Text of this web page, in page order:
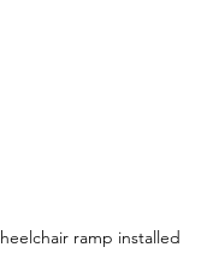
ramp installed